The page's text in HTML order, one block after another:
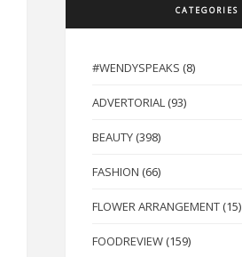
CATEGORIES
#WENDYSPEAKS (8)
ADVERTORIAL (93)
BEAUTY (398)
FASHION (66)
FLOWER ARRANGEMENT (15)
FOODREVIEW (159)